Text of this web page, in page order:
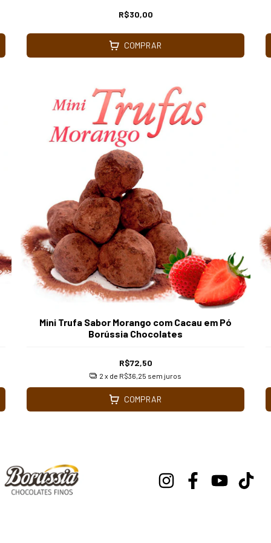
R$30,00
COMPRAR
Mini Trufa Sabor Morango com Cacau em Pó
Borússia Chocolates
R$72,50
2 x de R$36,25 sem juros
COMPRAR